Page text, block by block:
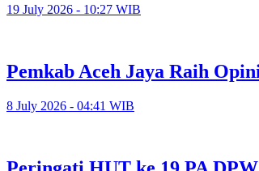
19 July 2026 - 10:27 WIB
Pemkab Aceh Jaya Raih
8 July 2026 - 04:41 WIB